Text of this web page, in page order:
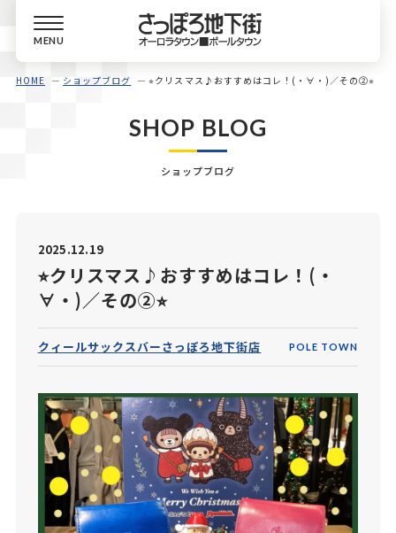
MENU
HOME ショップブログ ⭐︎クリスマス♪おすすめはコレ！(・∀・)／その②⭐︎
SHOP BLOG
ショップブログ
2025.12.19
⭐︎クリスマス♪おすすめはコレ！(・
∀・)／その②⭐︎
クィールサックスバーさっぽろ地下街店 POLE TOWN